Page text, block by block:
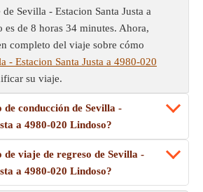
Sevilla - Estacion Santa Justa a
de 8 horas 34 minutes. Ahora,
completo del viaje sobre cómo
- Estacion Santa Justa a 4980-020
su viaje.
de conducción de Sevilla -
a 4980-020 Lindoso?
de viaje de regreso de Sevilla -
a 4980-020 Lindoso?